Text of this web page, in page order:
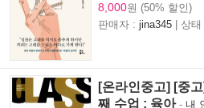
8,000원 (50% 할인)
판매자 : jina345 | 상태
[온라인중고] [중
째 수업 : 육아- 내